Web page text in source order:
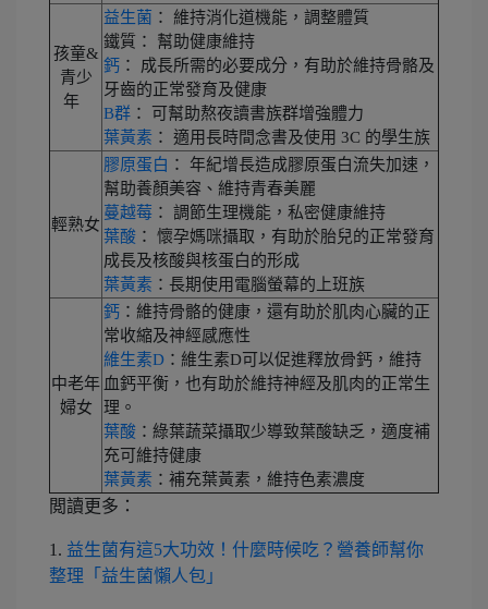
孩童&
青少
年
益生菌 ： 維持消化道機能，調整體質
鐵質： 幫助健康維持
鈣 ： 成長所需的必要成分，有助於維持骨骼及
牙齒的正常發育及健康
B群 ： 可幫助熬夜讀書族群增強體力
葉黃素 ： 適用長時間念書及使用 3C 的學生族
輕熟女
膠原蛋白 ： 年紀增長造成膠原蛋白流失加速，
幫助養顏美容、維持青春美麗
蔓越莓 ： 調節生理機能，私密健康維持
葉酸 ： 懷孕媽咪攝取，有助於胎兒的正常發育
成長及核酸與核蛋白的形成
葉黃素 ：長期使用電腦螢幕的上班族
中老年
婦女
鈣 ：維持骨骼的健康，還有助於肌肉心臟的正
常收縮及神經感應性
維生素D ：維生素D可以促進釋放骨鈣，維持
血鈣平衡，也有助於維持神經及肌肉的正常生
理。
葉酸 ：綠葉蔬菜攝取少導致葉酸缺乏，適度補
充可維持健康
葉黃素 ：補充葉黃素，維持色素濃度
閲讀更多：
1. 益生菌有這5大功效！什麼時候吃？營養師幫你
整理「益生菌懶人包」